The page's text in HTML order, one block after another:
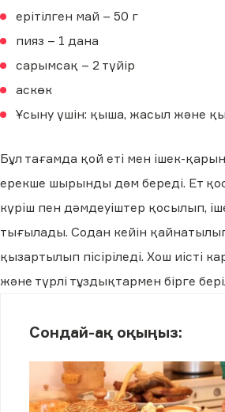
ерітілген май – 50 г
пияз – 1 дана
сарымсақ – 2 түйір
аскөк
Ұсыну үшін: қыша, жасыл және
Бұл тағамда қой еті мен ішек-
ерекше шырынды дәм береді. Ет
күріш пен дәмдеуіштер қосылып,
тығылады. Содан кейін
қызартылып пісіріледі. Хош иісті
және түрлі тұздықтармен бірге
Сондай-ақ оқыңыз: